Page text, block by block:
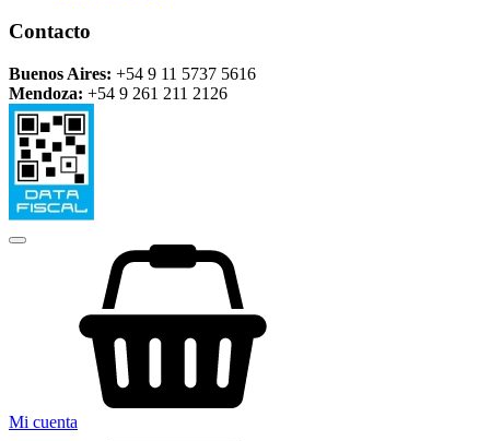
Contacto
Buenos Aires: +54 9 11 5737 5616
Mendoza: +54 9 261 211 2126
Mi cuenta